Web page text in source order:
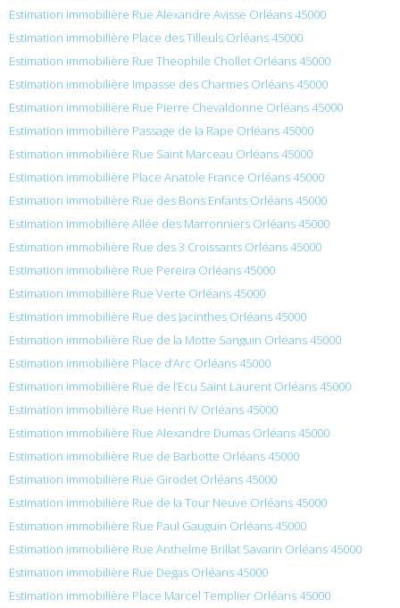
Estimation immobilière Rue Alexandre Avisse Orléans 45000
Estimation immobilière Place des Tilleuls Orléans 45000
Estimation immobilière Rue Theophile Chollet Orléans 45000
Estimation immobilière Impasse des Charmes Orléans 45000
Estimation immobilière Rue Pierre Chevaldonne Orléans 45000
Estimation immobilière Passage de la Rape Orléans 45000
Estimation immobilière Rue Saint Marceau Orléans 45000
Estimation immobilière Place Anatole France Orléans 45000
Estimation immobilière Rue des Bons Enfants Orléans 45000
Estimation immobilière Allée des Marronniers Orléans 45000
Estimation immobilière Rue des 3 Croissants Orléans 45000
Estimation immobilière Rue Pereira Orléans 45000
Estimation immobilière Rue Verte Orléans 45000
Estimation immobilière Rue des Jacinthes Orléans 45000
Estimation immobilière Rue de la Motte Sanguin Orléans 45000
Estimation immobilière Place d’Arc Orléans 45000
Estimation immobilière Rue de l’Ecu Saint Laurent Orléans 45000
Estimation immobilière Rue Henri IV Orléans 45000
Estimation immobilière Rue Alexandre Dumas Orléans 45000
Estimation immobilière Rue de Barbotte Orléans 45000
Estimation immobilière Rue Girodet Orléans 45000
Estimation immobilière Rue de la Tour Neuve Orléans 45000
Estimation immobilière Rue Paul Gauguin Orléans 45000
Estimation immobilière Rue Anthelme Brillat Savarin Orléans 45000
Estimation immobilière Rue Degas Orléans 45000
Estimation immobilière Place Marcel Templier Orléans 45000